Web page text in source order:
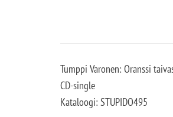
Tumppi Varonen: Oranssi
CD-single
Kataloogi: STUPIDO495